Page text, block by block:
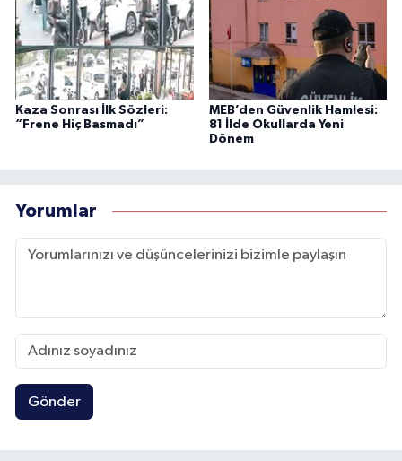
Kaza Sonrası İlk Sözleri:
“Frene Hiç Basmadı”
MEB’den Güvenlik Hamlesi:
81 İlde Okullarda Yeni
Dönem
Yorumlar
Gönder